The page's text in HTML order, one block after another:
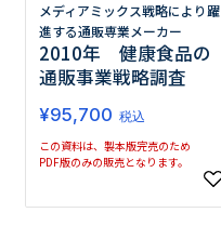
メディアミックス戦略により躍
進する通販専業メーカー
2010年 健康食品の
通販事業戦略調査
¥95,700 税込
この資料は、製本版完売のため
PDF版のみの販売となります。